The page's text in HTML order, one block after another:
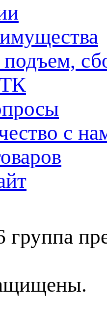
с
группа